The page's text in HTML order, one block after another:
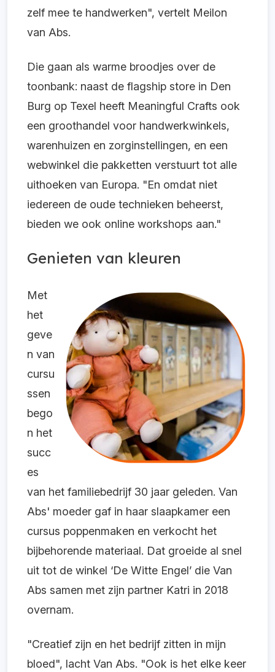
zelf mee te handwerken", vertelt Meilon
van Abs.
Die gaan als warme broodjes over de
toonbank: naast de flagship store in Den
Burg op Texel heeft Meaningful Crafts ook
een groothandel voor handwerkwinkels,
warenhuizen en zorginstellingen, en een
webwinkel die pakketten verstuurt tot alle
uithoeken van Europa. "En omdat niet
iedereen de oude technieken beheerst,
bieden we ook online workshops aan."
Genieten van kleuren
Met
het
geve
n van
cursu
ssen
bego
n het
succ
es
van het familiebedrijf 30 jaar geleden. Van
Abs' moeder gaf in haar slaapkamer een
cursus poppenmaken en verkocht het
bijbehorende materiaal. Dat groeide al snel
uit tot de winkel ‘De Witte Engel’ die Van
Abs samen met zijn partner Katri in 2018
overnam.
"Creatief zijn en het bedrijf zitten in mijn
bloed", lacht Van Abs. "Ook is het elke keer